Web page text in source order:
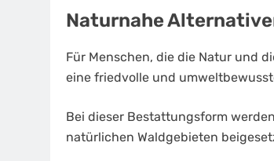
Naturnahe
Für Menschen, die die Natur und
eine friedvolle und
Bei dieser Bestattungsform
natürlichen Waldgebieten